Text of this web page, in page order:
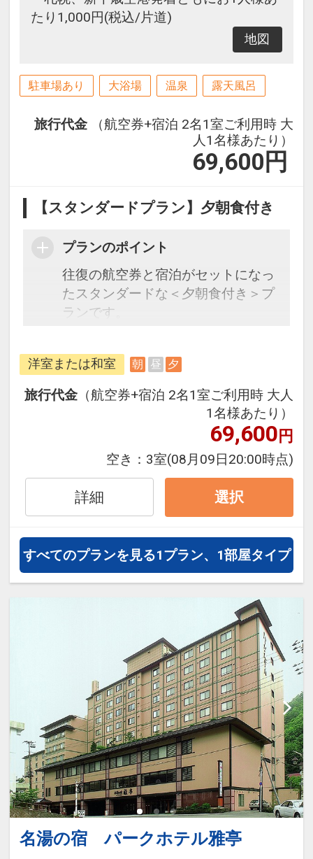
たり1,000円(税込/片道)
地図
駐車場あり 大浴場 温泉 露天風呂
旅行代金
（航空券+宿泊 2名1室ご利用時 大
人1名様あたり）
69,600 円
【スタンダードプラン】夕朝食付き
プランのポイント
往復の航空券と宿泊がセットになっ
たスタンダードな＜夕朝食付き＞プ
ランです。
できるダイナミックパッケージだか
ら、一都市滞在はもちろん周遊旅行
にも最適！
旅行期間中の1泊だけの宿泊や延
泊・飛び泊なども自由自在です。
フライトは、安心のJAL（または
JALグループ）確約！フライトマイ
ル50%貯まります。
オプションでレンタカーや現地交
通・体験プランなどの追加（同時予
約）が可能なプランもございます。
※施設使用料として3～5歳の添い寝
のお子様は1泊3,300円をお支払いい
洋室または和室 朝 昼 夕
旅行代金 （航空券+宿泊 2名1室ご利用時 大人
1名様あたり）
69,600円
空き： 3室(08月09日20:00時点)
詳細 選択
すべてのプランを見る1プラン、1部屋タイプ
名湯の宿 パークホテル雅亭